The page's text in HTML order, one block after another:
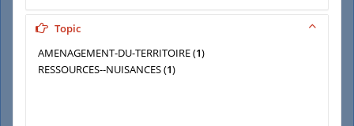
Topic
AMENAGEMENT-DU-TERRITOIRE(1)
RESSOURCES--NUISANCES(1)